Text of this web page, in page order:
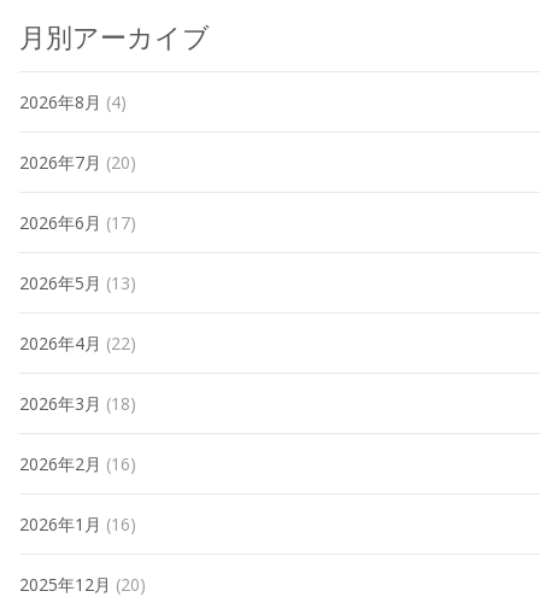
navigation
月別アーカイブ
2026年8月 (4)
2026年7月 (20)
2026年6月 (17)
2026年5月 (13)
2026年4月 (22)
2026年3月 (18)
2026年2月 (16)
2026年1月 (16)
2025年12月 (20)